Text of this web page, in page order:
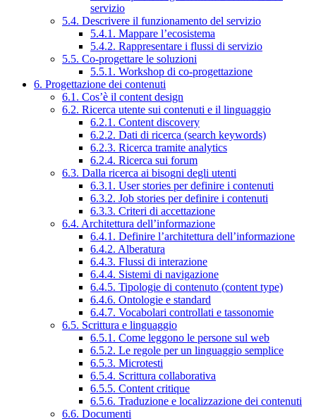
servizio
5.4. Descrivere il funzionamento del servizio
5.4.1. Mappare l’ecosistema
5.4.2. Rappresentare i flussi di servizio
5.5. Co-progettare le soluzioni
5.5.1. Workshop di co-progettazione
6. Progettazione dei contenuti
6.1. Cos’è il content design
6.2. Ricerca utente sui contenuti e il linguaggio
6.2.1. Content discovery
6.2.2. Dati di ricerca (search keywords)
6.2.3. Ricerca tramite analytics
6.2.4. Ricerca sui forum
6.3. Dalla ricerca ai bisogni degli utenti
6.3.1. User stories per definire i contenuti
6.3.2. Job stories per definire i contenuti
6.3.3. Criteri di accettazione
6.4. Architettura dell’informazione
6.4.1. Definire l’architettura dell’informazione
6.4.2. Alberatura
6.4.3. Flussi di interazione
6.4.4. Sistemi di navigazione
6.4.5. Tipologie di contenuto (content type)
6.4.6. Ontologie e standard
6.4.7. Vocabolari controllati e tassonomie
6.5. Scrittura e linguaggio
6.5.1. Come leggono le persone sul web
6.5.2. Le regole per un linguaggio semplice
6.5.3. Microtesti
6.5.4. Scrittura collaborativa
6.5.5. Content critique
6.5.6. Traduzione e localizzazione dei contenuti
6.6. Documenti